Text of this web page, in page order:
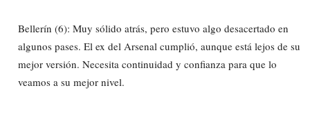
Bellerín (6): Muy sólido atrás, pero estuvo algo desacertado en
algunos pases. El ex del Arsenal cumplió, aunque está lejos de su
mejor versión. Necesita continuidad y confianza para que lo
veamos a su mejor nivel.